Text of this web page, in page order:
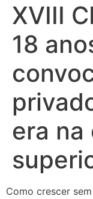
XVIII
18
era na
Como crescer